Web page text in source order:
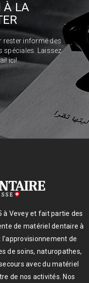
À LA
rester informé des
spéciales. Laissez
ici!
à Vevey et fait partie des
de matériel dentaire à
l'approvisionnement de
de soins, naturopathes,
avec du matériel
de nos activités. Nos